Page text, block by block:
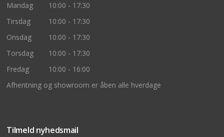
Mandag
10:00 - 17:30
Tirsdag
10:00 - 17:30
Onsdag
10:00 - 17:30
Torsdag
10:00 - 17:30
Fredag
10:00 - 16:00
Afhentning og showroom er åben alle hverdage
Tilmeld nyhedsmail